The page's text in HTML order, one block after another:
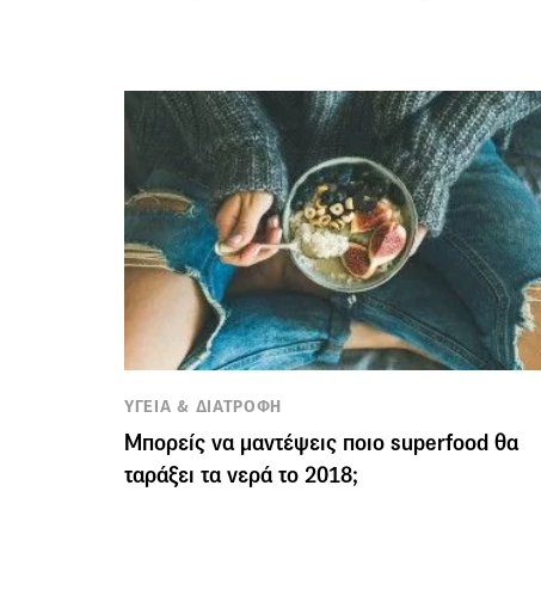
ΥΓΕΙΑ & ΔΙΑΤΡΟΦΗ
Μπορείς να μαντέψεις ποιο superfood θα
ταράξει τα νερά το 2018;